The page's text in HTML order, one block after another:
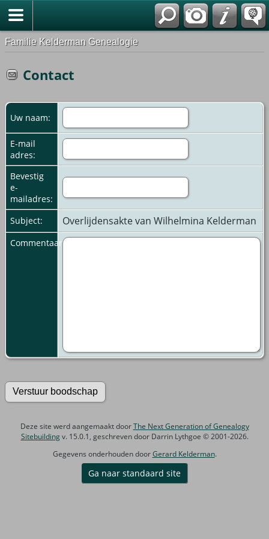
Familie Kelderman Genealogie
Contact
Uw naam:
E-mail
adres:
Bevestig
e-
mailadres:
Subject:
Overlijdensakte van Wilhelmina Kelderman
Commentaar:
Deze site werd aangemaakt doorThe Next Generation of Genealogy
Sitebuildingv. 15.0.1, geschreven door Darrin Lythgoe © 2001-2026.
Gegevens onderhouden doorGerard Kelderman.
Ga naar standaard site